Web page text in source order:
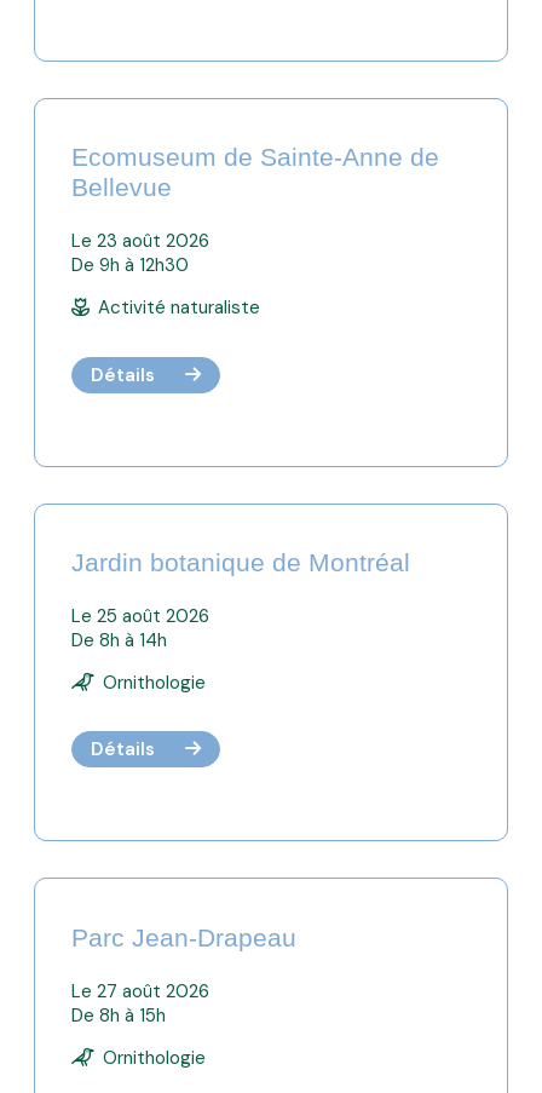
Ecomuseum de Sainte-Anne de
Bellevue
Le 23 août 2026
De 9h à 12h30
Activité naturaliste
Détails
Jardin botanique de Montréal
Le 25 août 2026
De 8h à 14h
Ornithologie
Détails
Parc Jean-Drapeau
Le 27 août 2026
De 8h à 15h
Ornithologie